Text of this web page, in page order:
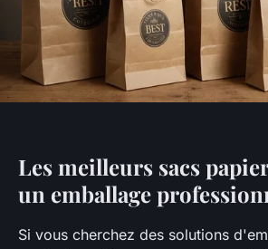
Les meilleurs sacs
un emballage
Si vous cherchez des solutions